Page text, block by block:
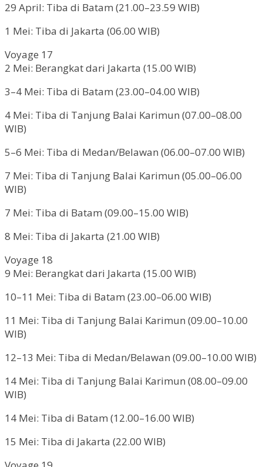
29 April: Tiba di Batam (21.00–23.59 WIB)
1 Mei: Tiba di Jakarta (06.00 WIB)
Voyage 17
2 Mei: Berangkat dari Jakarta (15.00 WIB)
3–4 Mei: Tiba di Batam (23.00–04.00 WIB)
4 Mei: Tiba di Tanjung Balai Karimun (07.00–08.00
WIB)
5–6 Mei: Tiba di Medan/Belawan (06.00–07.00 WIB)
7 Mei: Tiba di Tanjung Balai Karimun (05.00–06.00
WIB)
7 Mei: Tiba di Batam (09.00–15.00 WIB)
8 Mei: Tiba di Jakarta (21.00 WIB)
Voyage 18
9 Mei: Berangkat dari Jakarta (15.00 WIB)
10–11 Mei: Tiba di Batam (23.00–06.00 WIB)
11 Mei: Tiba di Tanjung Balai Karimun (09.00–10.00
WIB)
12–13 Mei: Tiba di Medan/Belawan (09.00–10.00 WIB)
14 Mei: Tiba di Tanjung Balai Karimun (08.00–09.00
WIB)
14 Mei: Tiba di Batam (12.00–16.00 WIB)
15 Mei: Tiba di Jakarta (22.00 WIB)